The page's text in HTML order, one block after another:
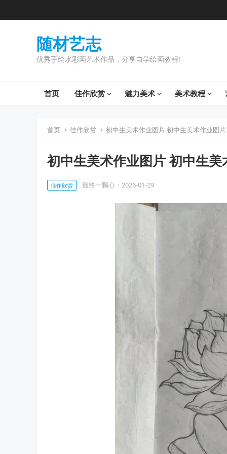
随材艺志
优秀手绘水彩画艺术作品，分享自学绘画教程!
首页 佳作欣赏 魅力美术 美术教程
首页 佳作欣赏 初中生美术作业图片 初中生美术作业图
初中生美术作业图片 初中生
佳作欣赏 最终一颗心 · 2026-01-29